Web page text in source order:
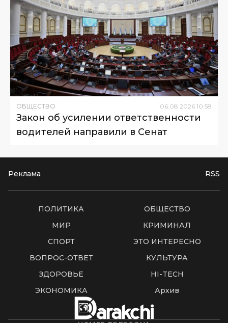
ОБЩЕСТВО 06 08 2026 10:58
Закон об усилении ответственности
водителей направили в Сенат
Реклама RSS
ПОЛИТИКА
ОБЩЕСТВО
МИР
КРИМИНАЛ
СПОРТ
ЭТО ИНТЕРЕСНО
ВОПРОС-ОТВЕТ
КУЛЬТУРА
ЗДОРОВЬЕ
HI-TECH
ЭКОНОМИКА
Архив